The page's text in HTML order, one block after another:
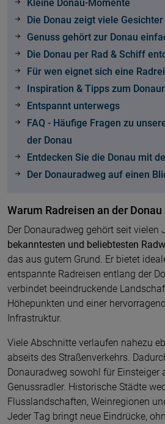
Kleine Donau-Momente
Die Donau zeigt viele Gesichter
Genuss gehört zur Donau
Die Donau per Rad & Schiff
Für wen eignet sich eine
Inspiration & Tipps zum
Entspannt unterwegs
FAQ - Häufige Fragen zu
der Donau
Entdecken Sie die Donau mit
Der Donauradweg auf einen
Warum Radreisen an der
Der Donauradweg gehört seit vielen
bekanntesten und beliebtesten
das aus gutem Grund. Er bietet
entspannte Radreisen entlang der
verbindet beeindruckende
Höhepunkten und einer
Infrastruktur.
Viele Abschnitte verlaufen nahezu
abseits des Straßenverkehrs.
Donauradweg sowohl für Einsteiger
Genussradler. Historische Städte
Flusslandschaften, Weinregionen
Jeder Tag bringt neue Eindrücke,